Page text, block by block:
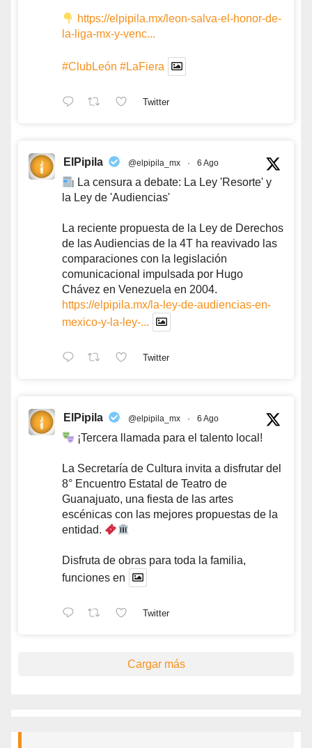
https://elpipila.mx/leon-salva-el-honor-de-
la-liga-mx-y-venc...
#ClubLeón #LaFiera
Twitter
ElPipila @elpipila_mx · 6 Ago
La censura a debate: La Ley 'Resorte' y
la Ley de 'Audiencias'
La reciente propuesta de la Ley de Derechos
de las Audiencias de la 4T ha reavivado las
comparaciones con la legislación
comunicacional impulsada por Hugo
Chávez en Venezuela en 2004.
https://elpipila.mx/la-ley-de-audiencias-en-
mexico-y-la-ley-...
Twitter
ElPipila @elpipila_mx · 6 Ago
¡Tercera llamada para el talento local!
La Secretaría de Cultura invita a disfrutar del
8° Encuentro Estatal de Teatro de
Guanajuato, una fiesta de las artes
escénicas con las mejores propuestas de la
entidad.
Disfruta de obras para toda la familia,
funciones en
Twitter
Cargar más